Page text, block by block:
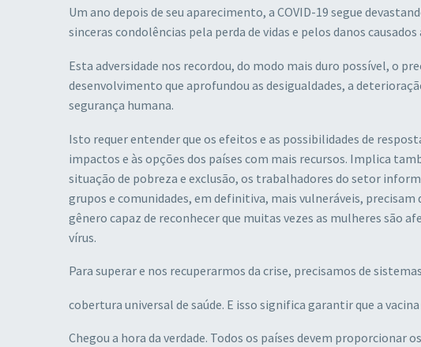
Um ano depois de seu aparecimento, a COVID-19 segue
sinceras condolências pela perda de vidas e pelos danos
Esta adversidade nos recordou, do modo mais duro possível, o
desenvolvimento que aprofundou as desigualdades, a
segurança humana.
Isto requer entender que os efeitos e as possibilidades de
impactos e às opções dos países com mais recursos. Implica
situação de pobreza e exclusão, os trabalhadores do setor
grupos e comunidades, em definitiva, mais vulneráveis,
gênero capaz de reconhecer que muitas vezes as mulheres são
vírus.
Para superar e nos recuperarmos da crise, precisamos de
cobertura universal de saúde. E isso significa garantir que a
Chegou a hora da verdade. Todos os países devem proporcionar